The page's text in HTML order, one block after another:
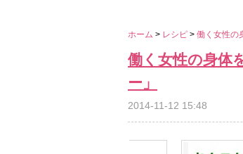
ホーム > レシピ > 働く女性の
働く女性の身体
ー」
2014-11-12 15:48